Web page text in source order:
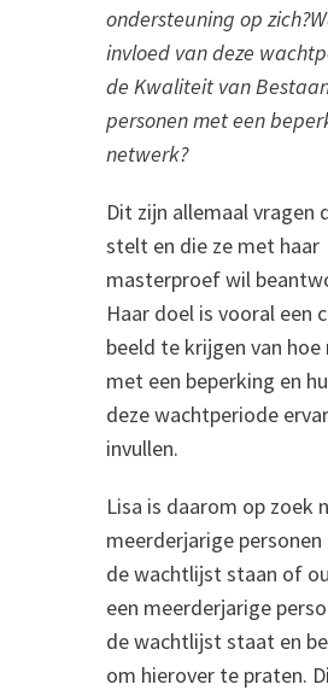
ondersteuning op zich?
invloed van deze
de Kwaliteit van
personenmeteen
netwerk?
Dit zijn allemaal vragen
stelt en die ze met haar
masterproef wil
Haar doel is vooral een
beeld te krijgen van hoe
met een beperking en
dezewachtperiode
invullen.
Lisa is daarom op zoek
meerderjarige personen
de wachtlijst staan of
een meerderjarige
de wachtlijststaat en
om hierover te praten.